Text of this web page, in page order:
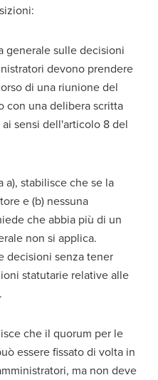
generale sulle decisioni
devono prendere
di una riunione del
con una delibera scritta
sensi dell'articolo 8 del
a), stabilisce che se la
e (b) nessuna
che abbia più di un
non si applica.
decisioni senza tener
statutarie relative alle
che il quorum per le
essere fissato di volta in
ma non deve